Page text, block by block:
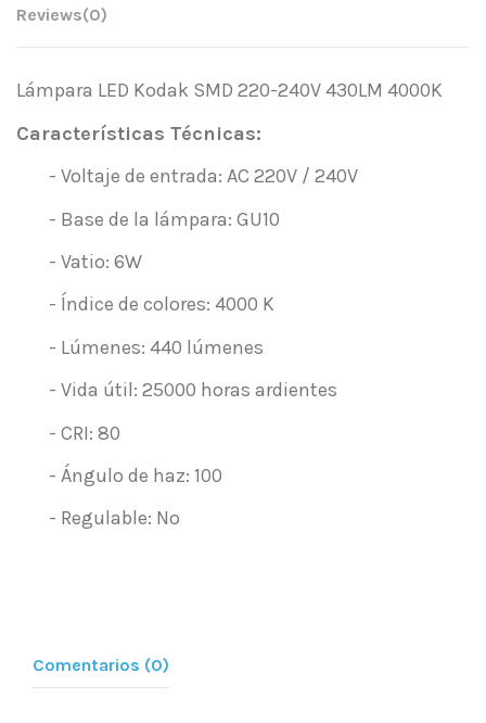
Reviews(0)
Lámpara LED Kodak SMD 220-240V 430LM 4000K
Características Técnicas:
- Voltaje de entrada: AC 220V / 240V
- Base de la lámpara: GU10
- Vatio: 6W
- Índice de colores: 4000 K
- Lúmenes: 440 lúmenes
- Vida útil: 25000 horas ardientes
- CRI: 80
- Ángulo de haz: 100
- Regulable: No
Comentarios (0)